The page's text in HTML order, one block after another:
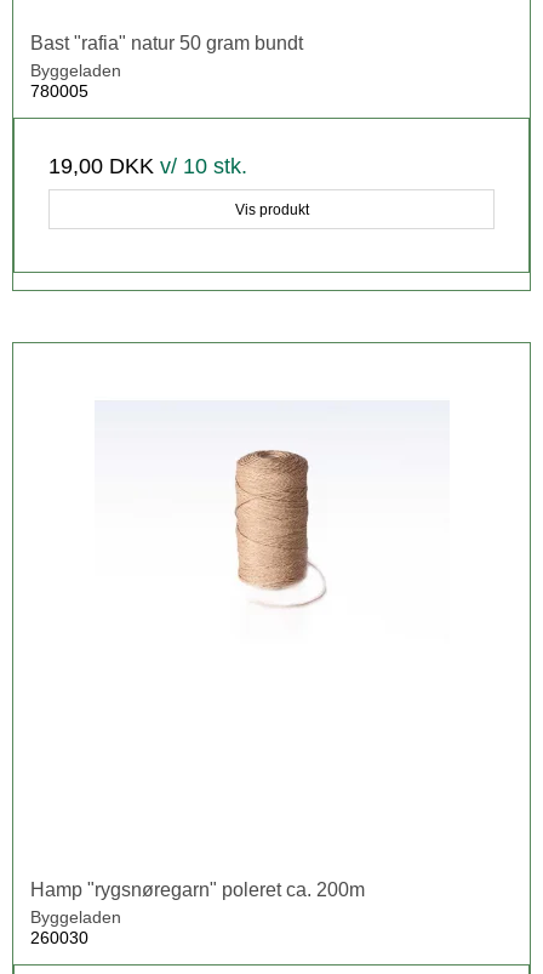
Bast "rafia" natur 50 gram bundt
Byggeladen
780005
19,00 DKK v/ 10 stk.
Vis produkt
Hamp "rygsnøregarn" poleret ca. 200m
Byggeladen
260030